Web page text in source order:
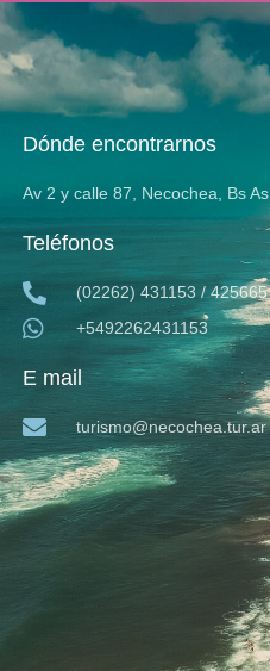
Dónde encontrarnos
Av 2 y calle 87, Necochea, Bs As
Teléfonos
(02262) 431153 / 425665
+5492262431153
E mail
turismo@necochea.tur.ar